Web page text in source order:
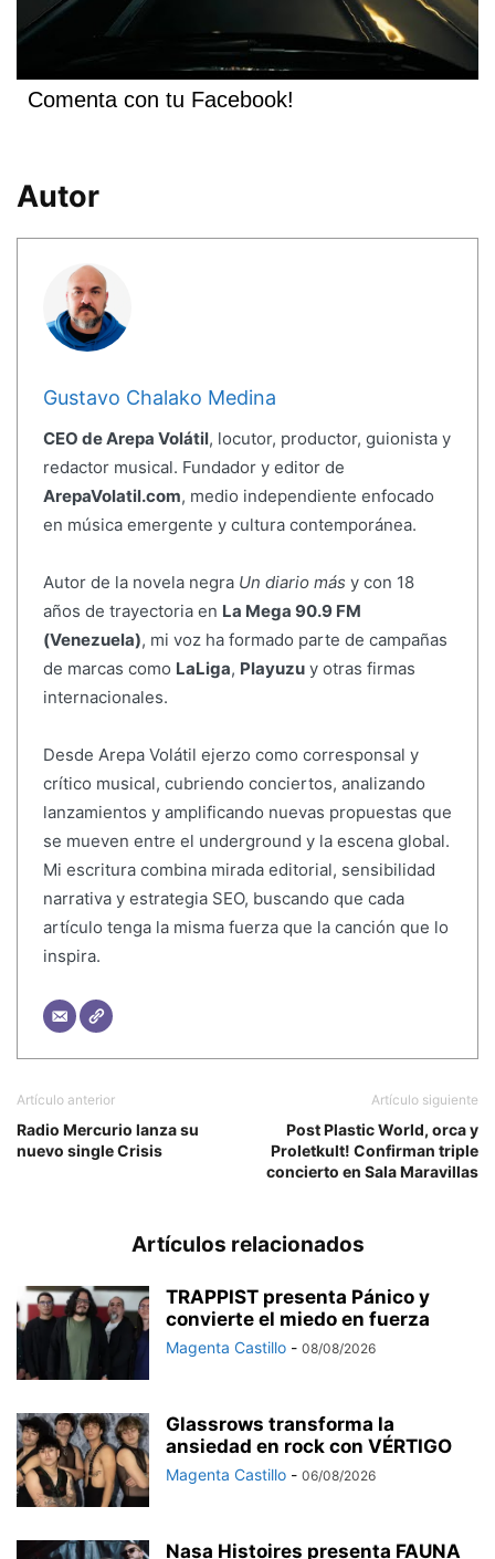
Comenta con tu Facebook!
Autor
Gustavo Chalako Medina
CEO de Arepa Volátil, locutor, productor, guionista y
redactor musical. Fundador y editor de
ArepaVolatil.com, medio independiente enfocado
en música emergente y cultura contemporánea.
Autor de la novela negra Un diario más y con 18
años de trayectoria en La Mega 90.9 FM
(Venezuela), mi voz ha formado parte de campañas
de marcas como LaLiga, Playuzuy otras firmas
internacionales.
Desde Arepa Volátil ejerzo como corresponsal y
crítico musical, cubriendo conciertos, analizando
lanzamientos y amplificando nuevas propuestas que
se mueven entre el underground y la escena global.
Mi escritura combina mirada editorial, sensibilidad
narrativa y estrategia SEO, buscando que cada
artículo tenga la misma fuerza que la canción que lo
inspira.
Artículo anterior
Radio Mercurio lanza su
nuevo single Crisis
Artículo siguiente
Post Plastic World, orca y
Proletkult! Confirman triple
concierto en Sala Maravillas
Artículos relacionados
TRAPPIST presenta Pánico y
convierte el miedo en fuerza
Magenta Castillo - 08/08/2026
Glassrows transforma la
ansiedad en rock con VÉRTIGO
Magenta Castillo - 06/08/2026
Nasa Histoires presenta FAUNA